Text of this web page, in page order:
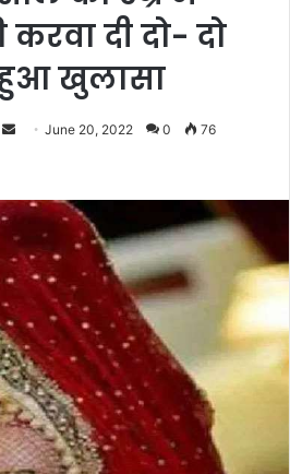
दी दो- दो
हुआ खुलासा
SendJune 20, 2022 0 76